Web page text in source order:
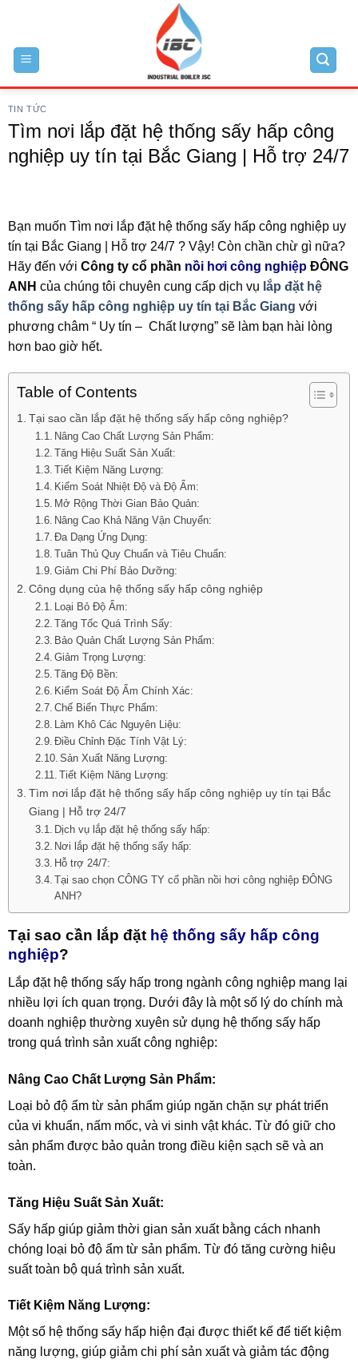
content
TIN TỨC
Tìm nơi lắp đặt hệ thống sấy hấp công
nghiệp uy tín tại Bắc Giang | Hỗ trợ 24/7
Bạn muốn Tìm nơi lắp đặt hệ thống sấy hấp công nghiệp uy
tín tại Bắc Giang | Hỗ trợ 24/7 ? Vậy! Còn chần chừ gì nữa?
Hãy đến với Công ty cổ phần nồi hơi công nghiệpĐÔNG
ANH của chúng tôi chuyên cung cấp dịch vụ lắp đặt hệ
thống sấy hấp công nghiệp uy tín tại Bắc Giang với
phương châm “ Uy tín – Chất lượng” sẽ làm bạn hài lòng
hơn bao giờ hết.
Table of Contents
Tại sao cần lắp đặt hệ thống sấy hấp công nghiệp?
Nâng Cao Chất Lượng Sản Phẩm:
Tăng Hiệu Suất Sản Xuất:
Tiết Kiệm Năng Lượng:
Kiểm Soát Nhiệt Độ và Độ Ẩm:
Mở Rộng Thời Gian Bảo Quản:
Nâng Cao Khả Năng Vận Chuyển:
Đa Dạng Ứng Dụng:
Tuân Thủ Quy Chuẩn và Tiêu Chuẩn:
Giảm Chi Phí Bảo Dưỡng:
Công dụng của hệ thống sấy hấp công nghiệp
Loại Bỏ Độ Ẩm:
Tăng Tốc Quá Trình Sấy:
Bảo Quản Chất Lượng Sản Phẩm:
Giảm Trọng Lượng:
Tăng Độ Bền:
Kiểm Soát Độ Ẩm Chính Xác:
Chế Biến Thực Phẩm:
Làm Khô Các Nguyên Liệu:
Điều Chỉnh Đặc Tính Vật Lý:
Sản Xuất Năng Lượng:
Tiết Kiệm Năng Lượng:
Tìm nơi lắp đặt hệ thống sấy hấp công nghiệp uy tín tại Bắc
Giang | Hỗ trợ 24/7
Dịch vụ lắp đặt hệ thống sấy hấp:
Nơi lắp đặt hệ thống sấy hấp:
Hỗ trợ 24/7:
Tại sao chọn CÔNG TY cổ phần nồi hơi công nghiệp ĐÔNG
ANH?
Tại sao cần lắp đặt hệ thống sấy hấp công
nghiệp?
Lắp đặt hệ thống sấy hấp trong ngành công nghiệp mang lại
nhiều lợi ích quan trọng. Dưới đây là một số lý do chính mà
doanh nghiệp thường xuyên sử dụng hệ thống sấy hấp
trong quá trình sản xuất công nghiệp:
Nâng Cao Chất Lượng Sản Phẩm:
Loại bỏ độ ẩm từ sản phẩm giúp ngăn chặn sự phát triển
của vi khuẩn, nấm mốc, và vi sinh vật khác. Từ đó giữ cho
sản phẩm được bảo quản trong điều kiện sạch sẽ và an
toàn.
Tăng Hiệu Suất Sản Xuất:
Sấy hấp giúp giảm thời gian sản xuất bằng cách nhanh
chóng loại bỏ độ ẩm từ sản phẩm. Từ đó tăng cường hiệu
suất toàn bộ quá trình sản xuất.
Tiết Kiệm Năng Lượng:
Một số hệ thống sấy hấp hiện đại được thiết kế để tiết kiệm
năng lượng, giúp giảm chi phí sản xuất và giảm tác động